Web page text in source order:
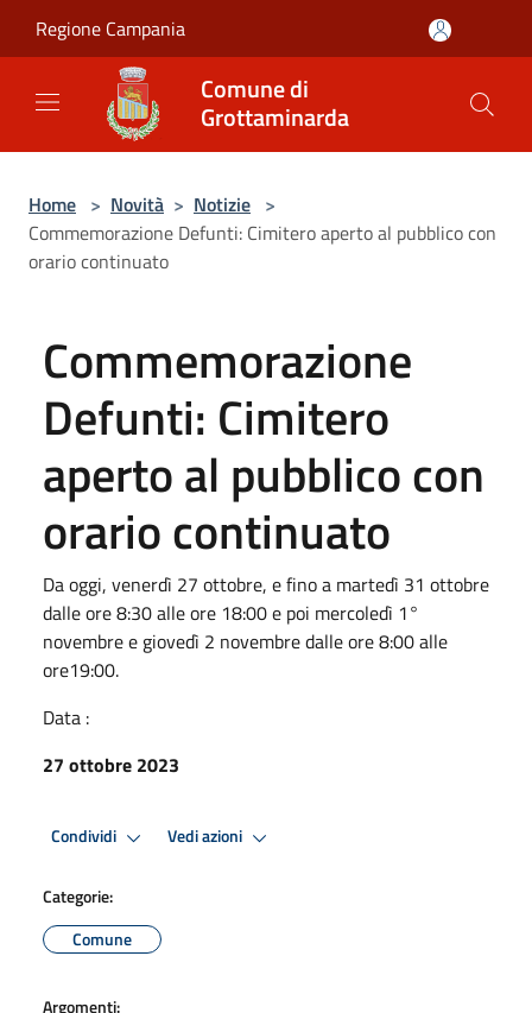
Regione Campania
Comune di
Grottaminarda
Home > Novità > Notizie >
Commemorazione Defunti: Cimitero aperto al pubblico con
orario continuato
Commemorazione
Defunti: Cimitero
aperto al pubblico con
orario continuato
Da oggi, venerdì 27 ottobre, e fino a martedì 31 ottobre
dalle ore 8:30 alle ore 18:00 e poi mercoledì 1°
novembre e giovedì 2 novembre dalle ore 8:00 alle
ore19:00.
Data :
27 ottobre 2023
Condividi Vedi azioni
Categorie:
Comune
Argomenti: